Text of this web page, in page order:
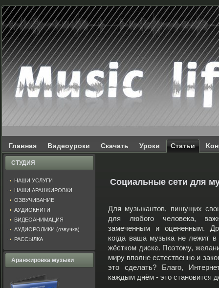
Главная Видеоуроки Скачать Уроки Статьи
СТУДИЯ
НАШИ УСЛУГИ
НАШИ АРАНЖИРОВКИ
ОЗВУЧИВАНИЕ
АУДИОКНИГИ
ВИДЕОАНИМАЦИЯ
АУДИОРОЛИКИ (озвучка)
РАССЫЛКА
Аранжировка музыки
Социальные сети для
Для музыкантов, пишущих
для любого человека,
замеченным и оцененным.
когда ваша музыка не лежит
жёстком диске. Поэтому,
миру вполне естественно и
это сделать? Благо,
каждым днём - это становится